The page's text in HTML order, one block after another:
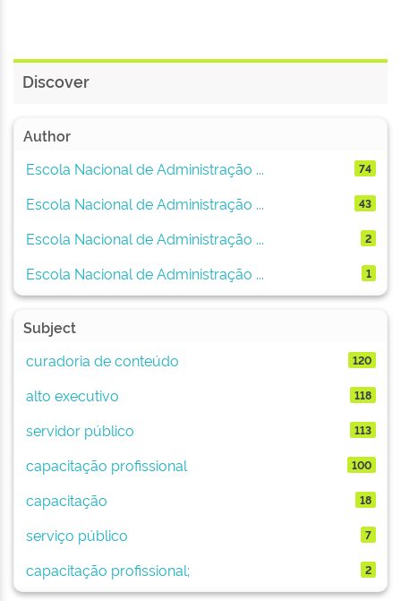
Discover
Author
Escola Nacional de Administração ...
74
Escola Nacional de Administração ... 43
Escola Nacional de Administração ... 2
Escola Nacional de Administração ... 1
Subject
curadoria de conteúdo
120
alto executivo 118
servidor público 113
capacitação profissional 100
capacitação 18
serviço público 7
capacitação profissional; 2